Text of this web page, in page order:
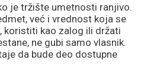
je tržište umetnosti ranjivo.
već i vrednost koja se
koristiti kao zalog ili držati
ne gubi samo vlasnik.
da bude deo dostupne